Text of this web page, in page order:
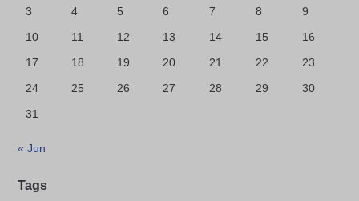
3
4 5 6 7 8
9
10
11 12 13 14 15
16
17
18 19 20 21 22
23
24
25 26 27 28 29
30
31
« Jun
Tags